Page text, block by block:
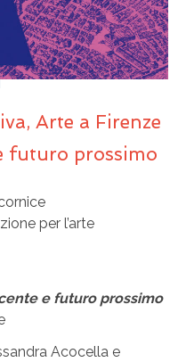
Arte a Firenze
futuro prossimo
per l’arte
e futuro prossimo
Acocella e